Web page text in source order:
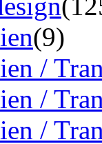
(9)
/
/
/